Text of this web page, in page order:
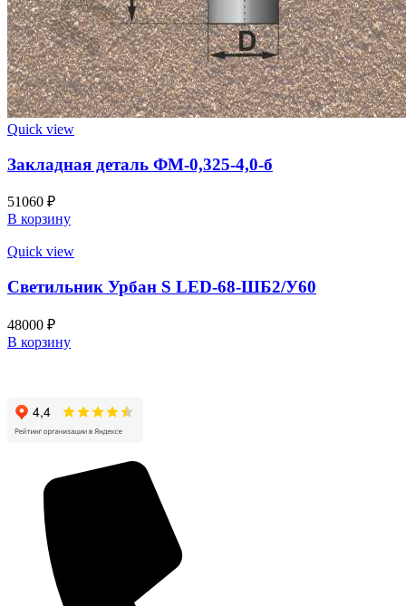
Quick view
Закладная деталь ФМ-0,325-4,0-б
51060 ₽
В корзину
Quick view
Светильник Урбан S LED-68-ШБ2/У60
48000 ₽
В корзину